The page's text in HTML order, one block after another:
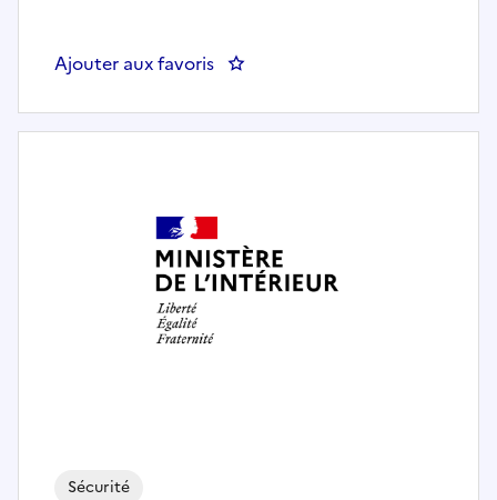
Ajouter aux favoris : Policier municipal (h/f) -
Sécurité